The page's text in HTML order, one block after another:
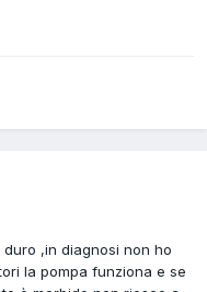
,in diagnosi non ho
la pompa funziona e se